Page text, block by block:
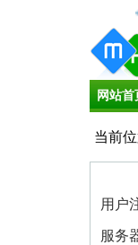
网站首
当前
用户
服务